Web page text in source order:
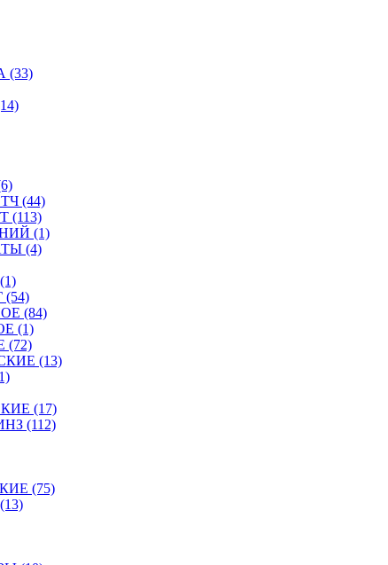
(44)
(113)
(1)
(4)
(84)
(1)
(72)
(13)
(17)
(112)
(75)